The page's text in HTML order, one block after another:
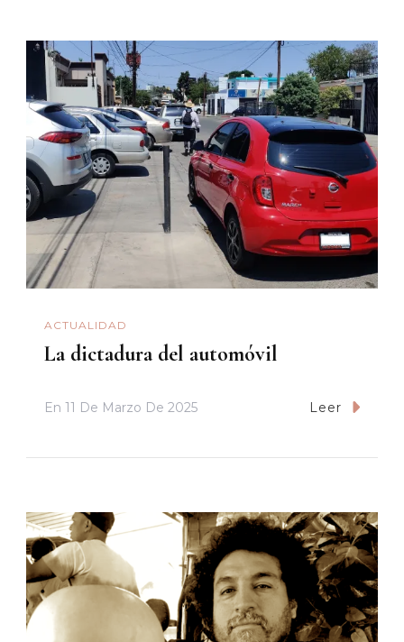
ACTUALIDAD
La dictadura del automóvil
En 11 De Marzo De 2025 Leer